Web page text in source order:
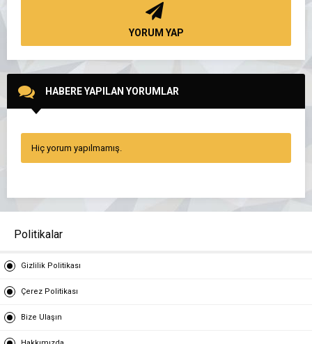
YORUM YAP
HABERE YAPILAN YORUMLAR
Hiç yorum yapılmamış.
Politikalar
Gizlilik Politikası
Çerez Politikası
Bize Ulaşın